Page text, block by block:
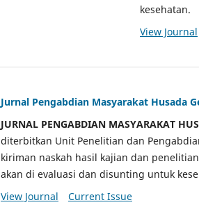
kesehatan.
View Journal
Jurnal Pengabdian Masyarakat Husada
JURNAL PENGABDIAN MASYARAKAT
diterbitkan Unit Penelitian dan
kiriman naskah hasil kajian dan
akan di evaluasi dan disunting untuk
View Journal
Current Issue